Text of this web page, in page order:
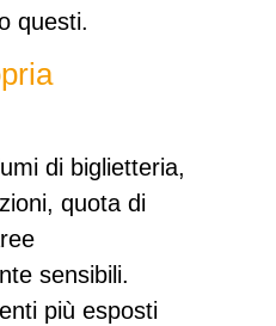
questi.
di biglietteria,
quota di
sensibili.
più esposti